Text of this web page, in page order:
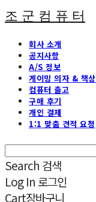
조 군 컴 퓨 터
회사 소개
공지사항
A/S 정보
게이밍 의자 & 책상
컴퓨터 출고
구매 후기
개인 결제
1:1 맞춤 견적 요청
Search 검색
Log In 로그인
Cart장바구니